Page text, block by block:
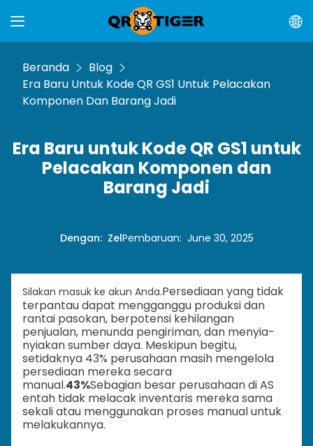
Beranda
Blog
Era Baru Untuk Kode QR GS1 Untuk Pelacakan
Komponen Dan Barang Jadi
Era Baru untuk Kode QR GS1 untuk
Pelacakan Komponen dan
Barang Jadi
Dengan: ZelPembaruan: June 30, 2025
Silakan masuk ke akun Anda.Persediaan yang tidak
terpantau dapat mengganggu produksi dan
rantai pasokan, berpotensi kehilangan
penjualan, menunda pengiriman, dan menyia-
nyiakan sumber daya. Meskipun begitu,
setidaknya 43% perusahaan masih mengelola
persediaan mereka secara
manual.43%Sebagian besar perusahaan di AS
entah tidak melacak inventaris mereka sama
sekali atau menggunakan proses manual untuk
melakukannya.